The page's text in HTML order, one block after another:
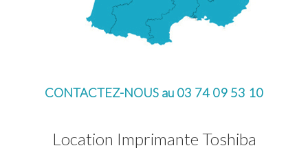
CONTACTEZ-NOUS au 03 74 09 53 10
Location Imprimante Toshiba